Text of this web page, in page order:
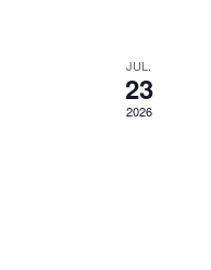
JUL.
23
2026